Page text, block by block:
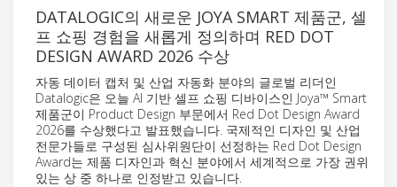
DATALOGIC의 새로운 JOYA SMART 제품군, 셀
프 쇼핑 경험을 새롭게 정의하며 RED DOT
DESIGN AWARD 2026 수상
자동 데이터 캡처 및 산업 자동화 분야의 글로벌 리더인
Datalogic은 오늘 AI 기반 셀프 쇼핑 디바이스인 Joya™ Smart
제품군이 Product Design 부문에서 Red Dot Design Award
2026를 수상했다고 발표했습니다. 국제적인 디자인 및 산업
전문가들로 구성된 심사위원단이 선정하는 Red Dot Design
Award는 제품 디자인과 혁신 분야에서 세계적으로 가장 권위
있는 상 중 하나로 인정받고 있습니다.